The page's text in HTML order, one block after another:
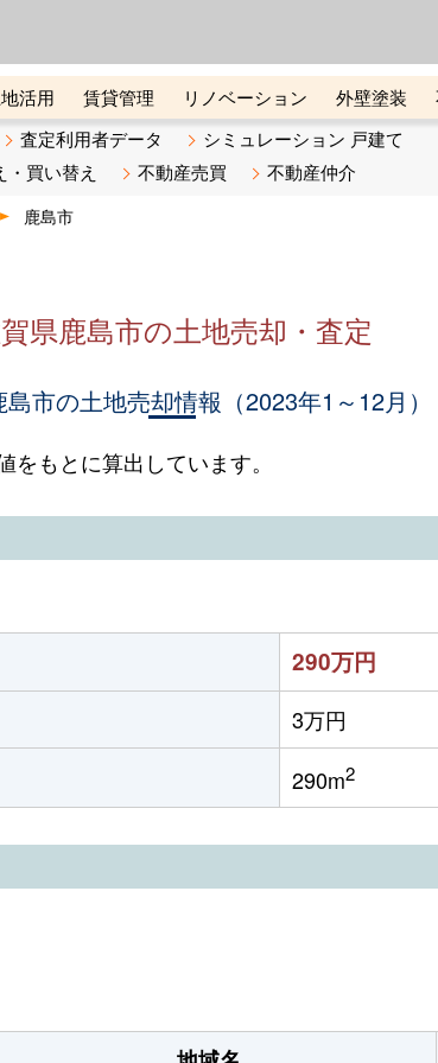
活用 賃貸管理 リノベーション 外壁塗装
リビンマガジンBiz 不動産売却ご相談デスク
査定利用者データ
シミュレーション 戸建て
・買い替え 不動産売買 不動産仲介
鹿島市
県鹿島市の土地売却・査定
市の土地売却情報（2023年1～12月）
もとに算出しています。
290万円
3万円
290m2